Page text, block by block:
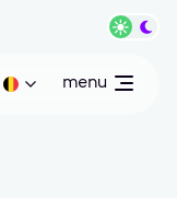
Huidige taal: be
open
menu